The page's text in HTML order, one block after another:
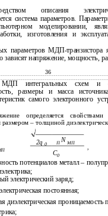
описания
система параметров.
моделировании,
изготовления и
параметров МДП-транзистора
зависят напряжение, мощность,
36
МДП интегральных схем и
размеры и масса
самого электронного
определяется
– толщиной
2q 0 П N МП
С0
потенциалов металл –
электрический заряд;
постоянная;
диэлектрическая проницаемость